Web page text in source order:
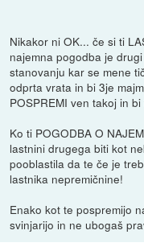
Nikakor ni OK... če si ti
najemna pogodba je
stanovanju kar se mene
odprta vrata in bi 3je
POSPREMI ven takoj in
Ko ti POGODBA O
lastnini drugega biti kot
pooblastila da te če je
lastnika nepremičnine!
Enako kot te pospremijo
svinjarijo in ne ubogaš